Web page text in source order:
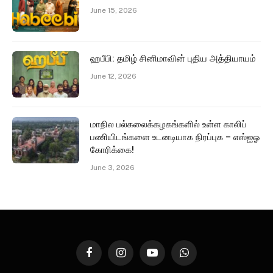
June 15, 2026
ஹபீபி: தமிழ் சினிமாவின் புதிய அத்தியாயம்
June 12, 2026
மாநில பல்கலைக்கழகங்களில் உள்ள காலிப்
பணியிடங்களை உடனடியாக நிரப்புக – எஸ்ஐஓ
கோரிக்கை!
June 3, 2026
FacebookInstagramYouTubeWhatsApp